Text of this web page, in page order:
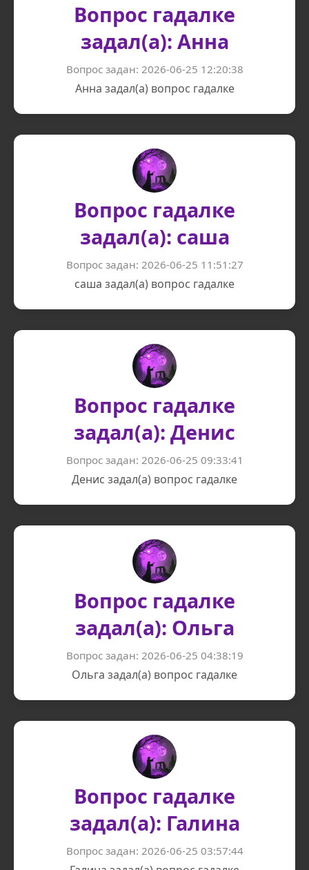
Вопрос гадалке
задал(а): Анна
Вопрос задан: 2026-06-25 12:20:38
Анна задал(а) вопрос гадалке
Вопрос гадалке
задал(а): саша
Вопрос задан: 2026-06-25 11:51:27
саша задал(а) вопрос гадалке
Вопрос гадалке
задал(а): Денис
Вопрос задан: 2026-06-25 09:33:41
Денис задал(а) вопрос гадалке
Вопрос гадалке
задал(а): Ольга
Вопрос задан: 2026-06-25 04:38:19
Ольга задал(а) вопрос гадалке
Вопрос гадалке
задал(а): Галина
Вопрос задан: 2026-06-25 03:57:44